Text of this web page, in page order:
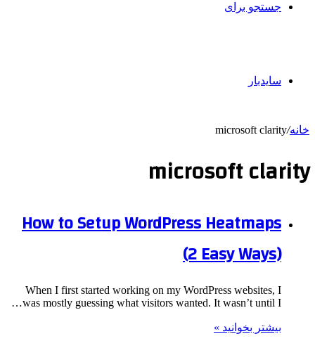
جستجو برای
سایدبار
خانه/
microsoft clarity
microsoft clarity
How to Setup WordPress Heatmaps
(2 Easy Ways)
When I first started working on my WordPress websites, I
was mostly guessing what visitors wanted. It wasn’t until I…
بیشتر بخوانید »